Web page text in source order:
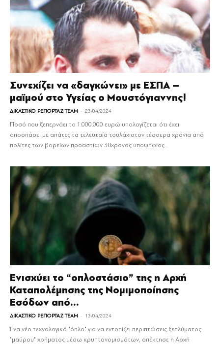
Συνεχίζει να «δαγκώνει» με ΕΣΠΑ –
μαϊμού στο Υγείας ο Μουστόγιαννης!
ΔΙΚΑΣΤΙΚΟ ΡΕΠΟΡΤΑΖ TEAM - 23/04/2024
Ποσό που ξεπερνάει το 1.000.000 ευρώ υπολογίζεται ότι έχει
αποσπάσει με απάτες τα τελευταία τουλάχιστον τέσσερα χρόνια από
πολίτες των βορείων προαστίων 38χρονος υποψήφιος...
Ενισχύει το “οπλοστάσιο” της η Αρχή
Καταπολέμησης της Νομιμοποίησης
Εσόδων από...
ΔΙΚΑΣΤΙΚΟ ΡΕΠΟΡΤΑΖ TEAM - 13/04/2024
Ένα νέο τεχνολογικό "όπλο" για να εντοπίζει περιπτώσεις ξεπλύματος
"μαύρου" χρήματος μέσω κρυπτονομισμάτων, απέκτησε η Αρχή